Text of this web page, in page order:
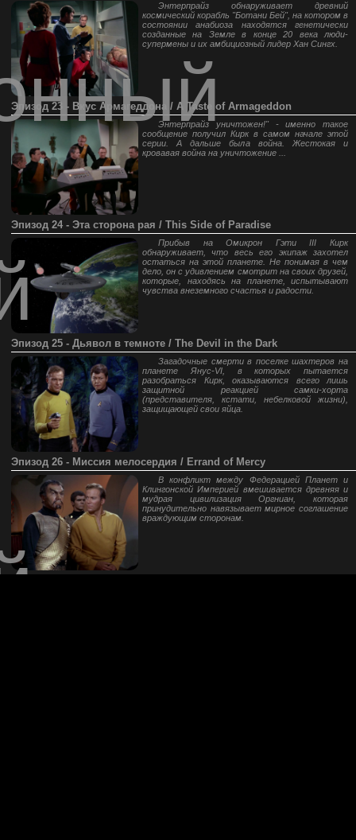
Энтерпрайз обнаруживает древний
космический корабль "Ботани Бей", на котором в
состоянии анабиоза находятся генетически
созданные на Земле в конце 20 века люди-
супермены и их амбициозный лидер Хан Сингх.
Эпизод 23 - Вкус Армагеддона / A Taste of Armageddon
Энтерпрайз уничтожен!" - именно такое
сообщение получил Кирк в самом начале этой
серии. А дальше была война. Жестокая и
кровавая война на уничтожение ...
Эпизод 24 - Эта сторона рая / This Side of Paradise
Прибыв на Омикрон Гэти III Кирк
обнаруживает, что весь его экипаж захотел
остаться на этой планете. Не понимая в чем
дело, он с удивлением смотрит на своих друзей,
которые, находясь на планете, испытывают
чувства внеземного счастья и радости.
Эпизод 25 - Дьявол в темноте / The Devil in the Dark
Загадочные смерти в поселке шахтеров на
планете Янус-VI, в которых пытается
разобраться Кирк, оказываются всего лишь
защитной реакцией самки-хорта
(представителя, кстати, небелковой жизни),
защищающей свои яйца.
Эпизод 26 - Миссия мелосердия / Errand of Mercy
В конфликт между Федерацией Планет и
Клингонской Империей вмешивается древняя и
мудрая цивилизация Оргниан, которая
принудительно навязывает мирное соглашение
враждующим сторонам.